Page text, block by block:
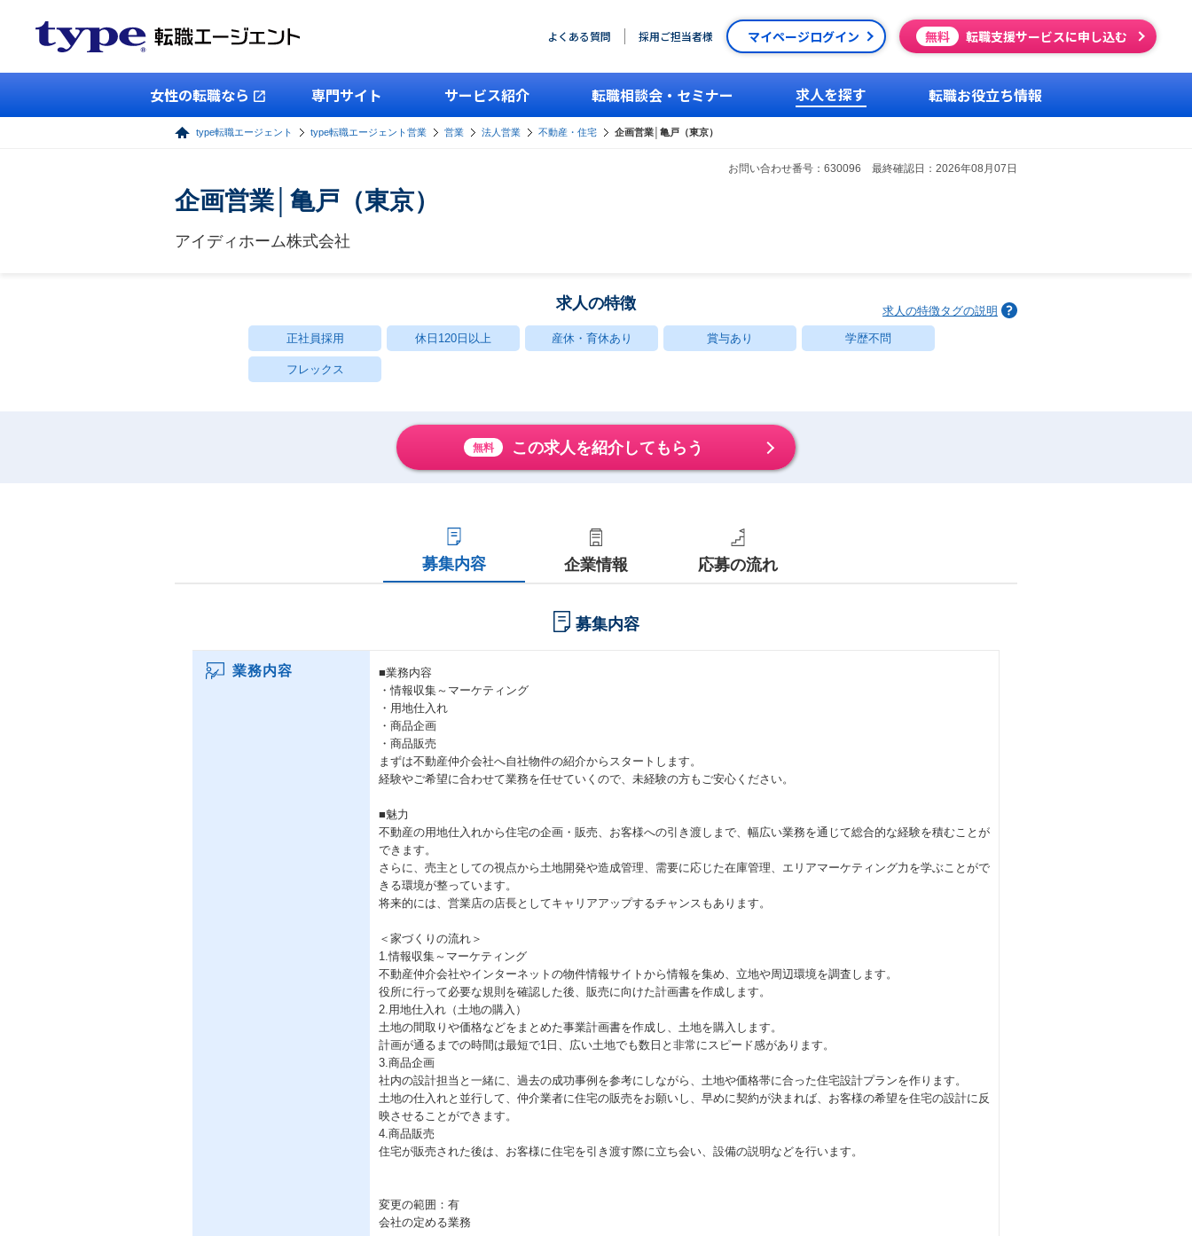
よくある質問 採用ご担当者様 マイページログイン 無料 転職支援サービスに申し込む
女性の転職なら 専門サイト サービス紹介 転職相談会・セミナー 求人を探す 転職お役立ち情報
type転職エージェント type転職エージェント営業 営業 法人営業 不動産・住宅 企画営業│亀戸（東京）
お問い合わせ番号：630096 最終確認日：2026年08月07日
企画営業│亀戸（東京）
アイディホーム株式会社
求人の特徴 求人の特徴タグの説明
正社員採用 休日120日以上 産休・育休あり 賞与あり 学歴不問
フレックス
無料 この求人を紹介してもらう
募集内容 企業情報 応募の流れ
募集内容
業務内容
■業務内容
・情報収集～マーケティング
・用地仕入れ
・商品企画
・商品販売
まずは不動産仲介会社へ自社物件の紹介からスタートします。
経験やご希望に合わせて業務を任せていくので、未経験の方もご安心ください。
■魅力
不動産の用地仕入れから住宅の企画・販売、お客様への引き渡しまで、幅広い業務を通じて総合的な経験を積むことが
できます。
さらに、売主としての視点から土地開発や造成管理、需要に応じた在庫管理、エリアマーケティング力を学ぶことがで
きる環境が整っています。
将来的には、営業店の店長としてキャリアアップするチャンスもあります。
＜家づくりの流れ＞
1.情報収集～マーケティング
不動産仲介会社やインターネットの物件情報サイトから情報を集め、立地や周辺環境を調査します。
役所に行って必要な規則を確認した後、販売に向けた計画書を作成します。
2.用地仕入れ（土地の購入）
土地の間取りや価格などをまとめた事業計画書を作成し、土地を購入します。
計画が通るまでの時間は最短で1日、広い土地でも数日と非常にスピード感があります。
3.商品企画
社内の設計担当と一緒に、過去の成功事例を参考にしながら、土地や価格帯に合った住宅設計プランを作ります。
土地の仕入れと並行して、仲介業者に住宅の販売をお願いし、早めに契約が決まれば、お客様の希望を住宅の設計に反
映させることができます。
4.商品販売
住宅が販売された後は、お客様に住宅を引き渡す際に立ち会い、設備の説明などを行います。
変更の範囲：有
会社の定める業務